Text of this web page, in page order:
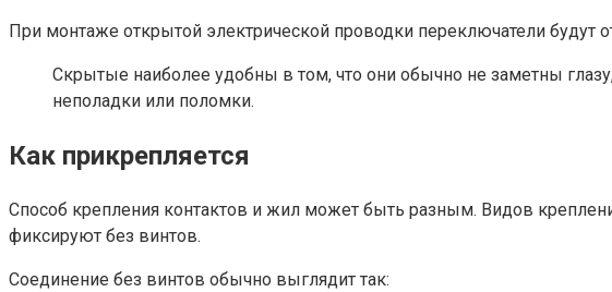
При монтаже открытой электрической проводки переключатели будут
Скрытые наиболее удобны в том, что они обычно не заметны
неполадки или поломки.
Как прикрепляется
Способ крепления контактов и жил может быть разным. Видов
фиксируют без винтов.
Соединение без винтов обычно выглядит так: